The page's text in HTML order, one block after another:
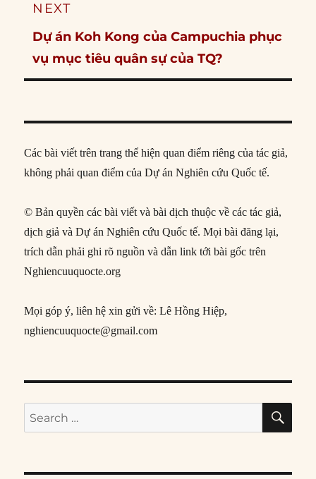
NEXT
Next
post:
Dự án Koh Kong của Campuchia phục
vụ mục tiêu quân sự của TQ?
Các bài viết trên trang thể hiện quan điểm riêng của tác giả,
không phải quan điểm của Dự án Nghiên cứu Quốc tế.
© Bản quyền các bài viết và bài dịch thuộc về các tác giả,
dịch giả và Dự án Nghiên cứu Quốc tế. Mọi bài đăng lại,
trích dẫn phải ghi rõ nguồn và dẫn link tới bài gốc trên
Nghiencuuquocte.org
Mọi góp ý, liên hệ xin gửi về: Lê Hồng Hiệp,
nghiencuuquocte@gmail.com
Search
for: